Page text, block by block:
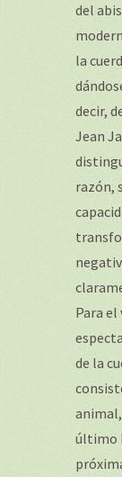
del
la
decir,
Jean
razón,
Para
de la
último